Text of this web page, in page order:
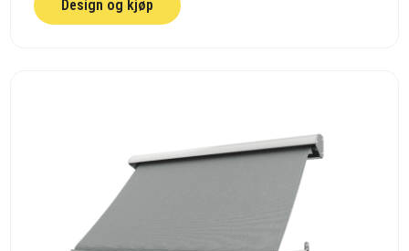
Design og kjøp